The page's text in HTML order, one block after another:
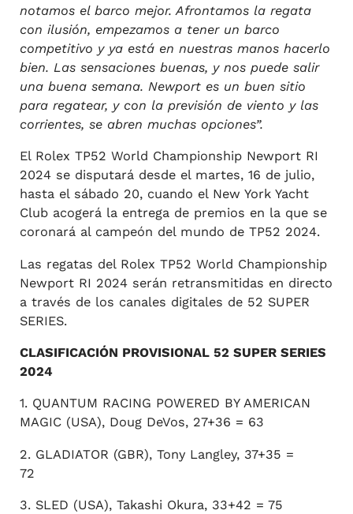
notamos el barco mejor. Afrontamos la regata
con ilusión, empezamos a tener un barco
competitivo y ya está en nuestras manos hacerlo
bien. Las sensaciones buenas, y nos puede salir
una buena semana. Newport es un buen sitio
para regatear, y con la previsión de viento y las
corrientes, se abren muchas opciones”.
El Rolex TP52 World Championship Newport RI
2024 se disputará desde el martes, 16 de julio,
hasta el sábado 20, cuando el New York Yacht
Club acogerá la entrega de premios en la que se
coronará al campeón del mundo de TP52 2024.
Las regatas del Rolex TP52 World Championship
Newport RI 2024 serán retransmitidas en directo
a través de los canales digitales de 52 SUPER
SERIES.
CLASIFICACIÓN PROVISIONAL 52 SUPER SERIES
2024
1. QUANTUM RACING POWERED BY AMERICAN
MAGIC (USA), Doug DeVos, 27+36 = 63
2. GLADIATOR (GBR), Tony Langley, 37+35 =
72
3. SLED (USA), Takashi Okura, 33+42 = 75